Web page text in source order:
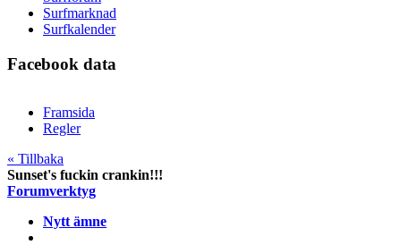
Surfmarknad
Surfkalender
Facebook data
Framsida
Regler
« Tillbaka
Sunset's fuckin crankin!!!
Forumverktyg
Nytt ämne